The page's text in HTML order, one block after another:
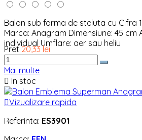
Balon sub forma de steluta cu Cifra
Marca: Anagram Dimensiune: 45 cm
individual Umflare: aer sau heliu
Pret 20,33 lei
Mai multe
 In stoc
Vizualizare rapida
Referinta: ES3901